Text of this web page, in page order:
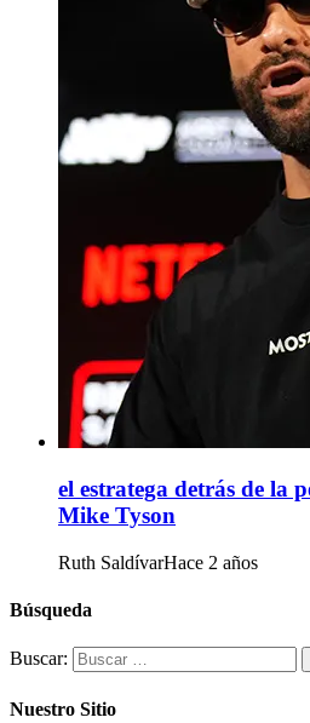
el estratega detrás de la
Mike Tyson
Ruth SaldívarHace 2 años
Búsqueda
Buscar:
Nuestro Sitio